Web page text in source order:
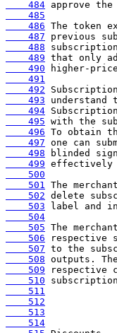
    484
    485
    486
    487
    488
    489
    490
    491
    492
    493
    494
    495
    496
    497
    498
    499
    500
    501
    502
    503
    504
    505
    506
    507
    508
    509
    510
    511
    512
    513
    514